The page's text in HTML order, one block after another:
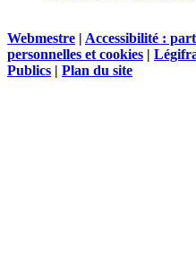
Webmestre | Accessibilité :
personnelles et cookies |
Publics | Plan du site